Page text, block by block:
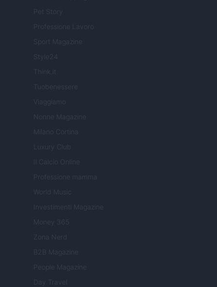
Professione Lavoro
Sport Magazine
Style24
Think.it
Tuobenessere
Viaggiamo
Nonne Magazine
Milano Cortina
Luxury Club
Il Calcio Online
Professione mamma
World Music
Investimenti Magazine
Money 365
Zona Nerd
B2B Magazine
People Magazine
Day Travel